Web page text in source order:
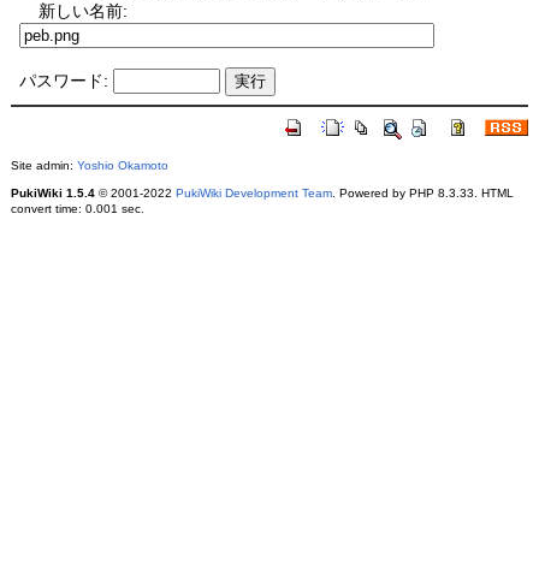
新しい名前:
パスワード:
Site admin: Yoshio Okamoto
PukiWiki 1.5.4© 2001-2022 PukiWiki Development Team. Powered by PHP 8.3.33. HTML
convert time: 0.001 sec.